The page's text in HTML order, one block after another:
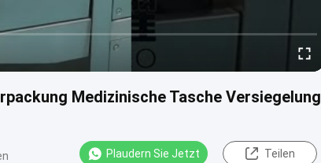
Medizinische Tasche Versiegelung
Plaudern Sie Jetzt Teilen